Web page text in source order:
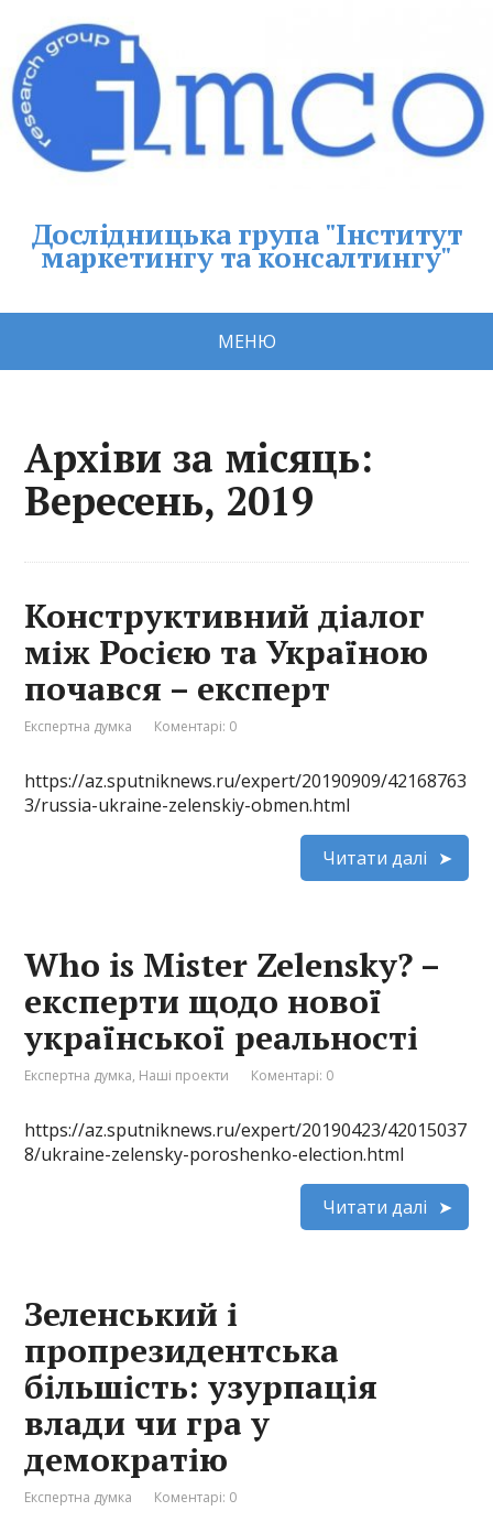
Дослідницька група "Інститут
маркетингу та консалтингу"
МЕНЮ
Архіви за місяць:
Вересень, 2019
Конструктивний діалог
між Росією та Україною
почався – експерт
Експертна думка Коментарі: 0
https://az.sputniknews.ru/expert/20190909/42168763
3/russia-ukraine-zelenskiy-obmen.html
Читати далі
Who is Mister Zelensky? –
експерти щодо нової
української реальності
Експертна думка, Наші проекти Коментарі: 0
https://az.sputniknews.ru/expert/20190423/42015037
8/ukraine-zelensky-poroshenko-election.html
Читати далі
Зеленський і
пропрезидентська
більшість: узурпація
влади чи гра у
демократію
Експертна думка Коментарі: 0